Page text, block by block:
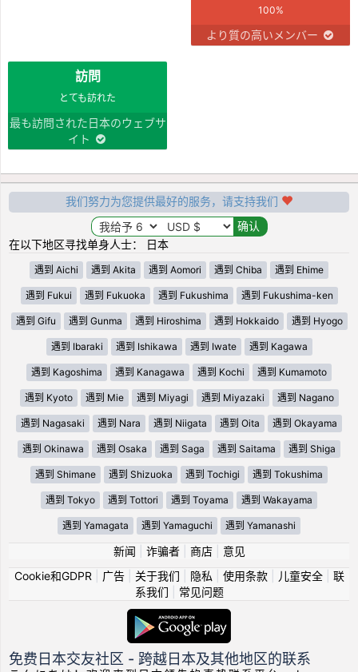
100%
より質の高いメンバー
訪問
とても訪れた
最も訪問された日本のウェブサ
イト
我们努力为您提供最好的服务，请支持我们
在以下地区寻找单身人士： 日本
遇到 Aichi 遇到 Akita 遇到 Aomori 遇到 Chiba 遇到 Ehime
遇到 Fukui 遇到 Fukuoka 遇到 Fukushima 遇到 Fukushima-ken
遇到 Gifu 遇到 Gunma 遇到 Hiroshima 遇到 Hokkaido 遇到 Hyogo
遇到 Ibaraki 遇到 Ishikawa 遇到 Iwate 遇到 Kagawa
遇到 Kagoshima 遇到 Kanagawa 遇到 Kochi 遇到 Kumamoto
遇到 Kyoto 遇到 Mie 遇到 Miyagi 遇到 Miyazaki 遇到 Nagano
遇到 Nagasaki 遇到 Nara 遇到 Niigata 遇到 Oita 遇到 Okayama
遇到 Okinawa 遇到 Osaka 遇到 Saga 遇到 Saitama 遇到 Shiga
遇到 Shimane 遇到 Shizuoka 遇到 Tochigi 遇到 Tokushima
遇到 Tokyo 遇到 Tottori 遇到 Toyama 遇到 Wakayama
遇到 Yamagata 遇到 Yamaguchi 遇到 Yamanashi
新闻 诈骗者| 商店| 意见
Cookie和GDPR
广告| 关于我们 隐私 使用条款| 儿童安全| 联
系我们
常见问题
免费日本交友社区 - 跨越日本及其他地区的联系